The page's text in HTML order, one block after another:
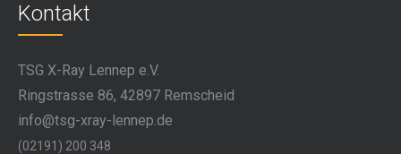
Kontakt
TSG X-Ray Lennep e.V.
Ringstrasse 86, 42897 Remscheid
info@tsg-xray-lennep.de
(02191) 200 348